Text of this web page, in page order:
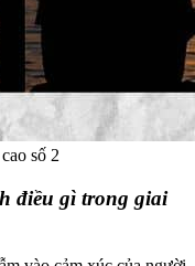
số 2
điều gì trong giai